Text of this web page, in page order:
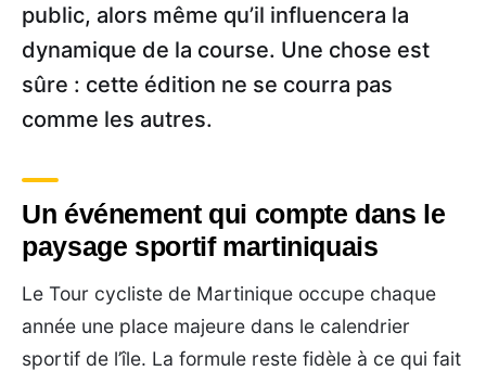
public, alors même qu’il influencera la
dynamique de la course. Une chose est
sûre : cette édition ne se courra pas
comme les autres.
Un événement qui compte dans le
paysage sportif martiniquais
Le Tour cycliste de Martinique occupe chaque
année une place majeure dans le calendrier
sportif de l’île. La formule reste fidèle à ce qui fait